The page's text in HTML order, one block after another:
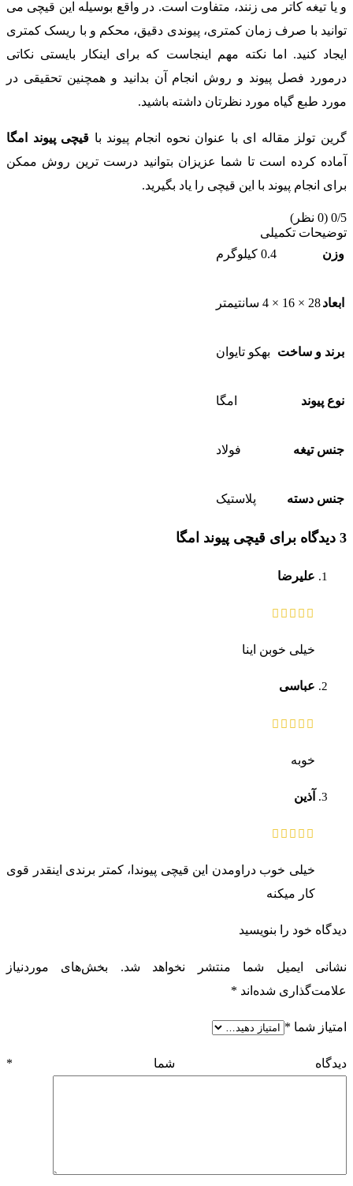
و یا تیغه کاتر می زنند، متفاوت است. در واقع بوسیله این قیچی می
توانید با صرف زمان کمتری، پیوندی دقیق، محکم و با ریسک کمتری
ایجاد کنید. اما نکته مهم اینجاست که برای اینکار بایستی نکاتی
درمورد فصل پیوند و روش انجام آن بدانید و همچنین تحقیقی در
مورد طبع گیاه مورد نظرتان داشته باشید.
گرین تولز مقاله ای با عنوان نحوه انجام پیوند با قیچی پیوند امگا
آماده کرده است تا شما عزیزان بتوانید درست ترین روش ممکن
برای انجام پیوند با این قیچی را یاد بگیرید.
0/5 (0 نظر)
توضیحات تکمیلی
وزن
0.4 کیلوگرم
ابعاد28 × 16 × 4 سانتیمتر
برند و ساخت بهکو تایوان
نوع پیوند امگا
جنس تیغه فولاد
جنس دسته پلاستیک
3 دیدگاه برای قیچی پیوند امگا
علیرضا
خیلی خوبن اینا
عباسی
خوبه
آذین
خیلی خوب دراومدن این قیچی پیوندا، کمتر برندی اینقدر قوی
کار میکنه
دیدگاه خود را بنویسید
نشانی ایمیل شما منتشر نخواهد شد.
بخش‌های موردنیاز
علامت‌گذاری شده‌اند *
امتیاز شما *
دیدگاه شما *